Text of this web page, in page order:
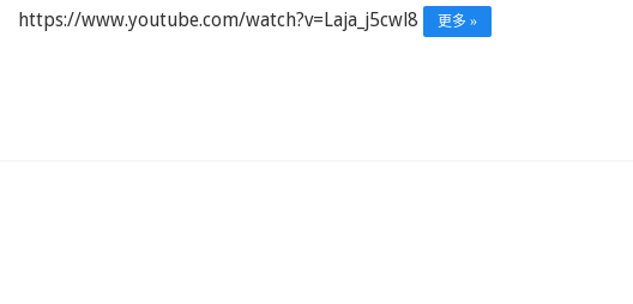
https://www.youtube.com/watch?v=Laja_j5cwl8
更多 »